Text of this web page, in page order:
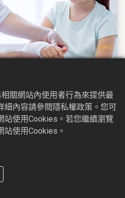
口照護
關網站內使用者行為來提供最
細內容請參閱隱私權政策。您可
站使用Cookies。若您繼續瀏覽
站使用Cookies。